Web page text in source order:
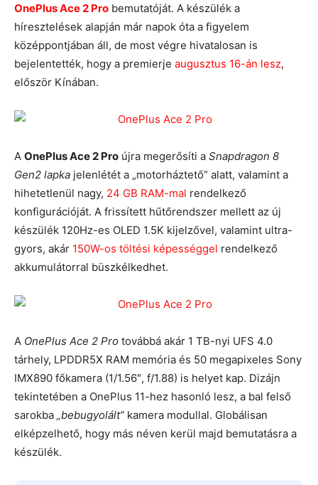
OnePlus Ace 2 Pro bemutatóját. A készülék a
híresztelések alapján már napok óta a figyelem
középpontjában áll, de most végre hivatalosan is
bejelentették, hogy a premierje augusztus 16-án lesz,
először Kínában.
A OnePlus Ace 2 Pro újra megerősíti a Snapdragon 8
Gen2 lapka jelenlétét a „motorháztető” alatt, valamint a
hihetetlenül nagy, 24 GB RAM-mal rendelkező
konfigurációját. A frissített hűtőrendszer mellett az új
készülék 120Hz-es OLED 1.5K kijelzővel, valamint ultra-
gyors, akár 150W-os töltési képességgel rendelkező
akkumulátorral büszkélkedhet.
A OnePlus Ace 2 Pro továbbá akár 1 TB-nyi UFS 4.0
tárhely, LPDDR5X RAM memória és 50 megapixeles Sony
IMX890 főkamera (1/1.56″, f/1.88) is helyet kap. Dizájn
tekintetében a OnePlus 11-hez hasonló lesz, a bal felső
sarokba „bebugyolált” kamera modullal. Globálisan
elképzelhető, hogy más néven kerül majd bemutatásra a
készülék.